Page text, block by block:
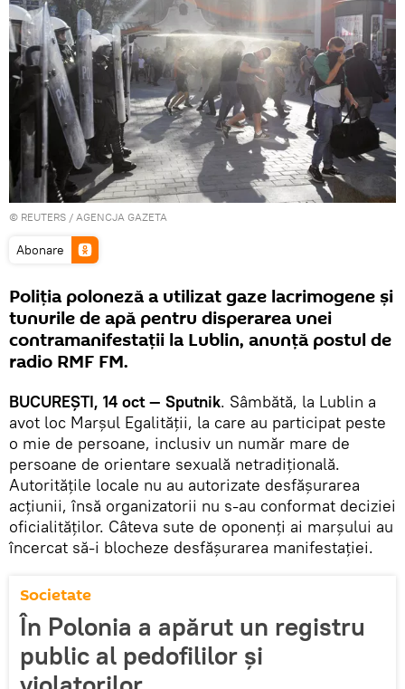
© REUTERS / AGENCJA GAZETA
Abonare
Poliția poloneză a utilizat gaze lacrimogene și
tunurile de apă pentru disperarea unei
contramanifestații la Lublin, anunță postul de
radio RMF FM.
BUCUREȘTI, 14 oct — Sputnik. Sâmbătă, la Lublin a
avot loc Marșul Egalității, la care au participat peste
o mie de persoane, inclusiv un număr mare de
persoane de orientare sexuală netradițională.
Autoritățile locale nu au autorizate desfășurarea
acțiunii, însă organizatorii nu s-au conformat deciziei
oficialităților. Câteva sute de oponenți ai marșului au
încercat să-i blocheze desfășurarea manifestației.
Societate
În Polonia a apărut un registru
public al pedofililor și